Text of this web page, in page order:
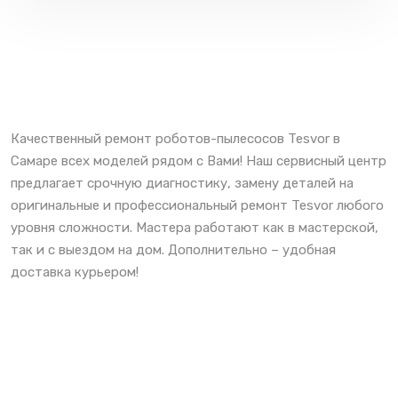
Качественный ремонт роботов-пылесосов Tesvor в
Самаре всех моделей рядом с Вами! Наш сервисный центр
предлагает срочную диагностику, замену деталей на
оригинальные и профессиональный ремонт Tesvor любого
уровня сложности. Мастера работают как в мастерской,
так и с выездом на дом. Дополнительно – удобная
доставка курьером!